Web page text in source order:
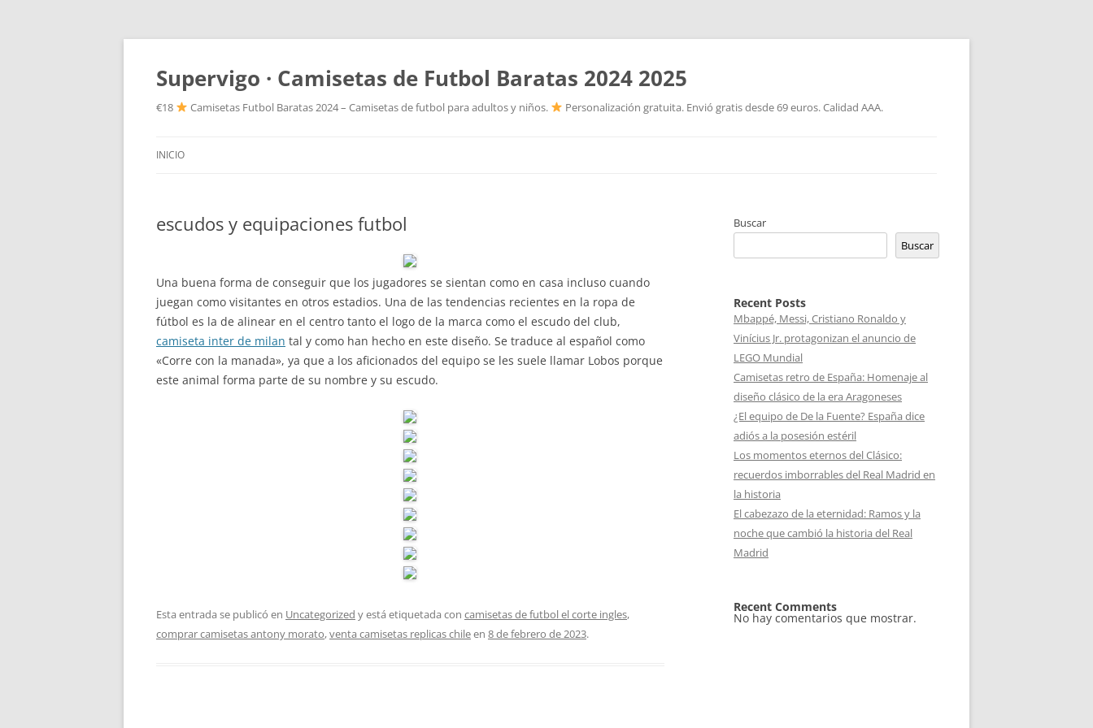
Supervigo · Camisetas de Futbol Baratas 2024 2025
€18 Camisetas Futbol Baratas 2024 – Camisetas de futbol para adultos y niños. Personalización gratuita. Envió gratis desde 69 euros. Calidad AAA.
INICIO
escudos y equipaciones futbol
Una buena forma de conseguir que los jugadores se sientan como en casa incluso cuando
juegan como visitantes en otros estadios. Una de las tendencias recientes en la ropa de
fútbol es la de alinear en el centro tanto el logo de la marca como el escudo del club,
camiseta inter de milan tal y como han hecho en este diseño. Se traduce al español como
«Corre con la manada», ya que a los aficionados del equipo se les suele llamar Lobos porque
este animal forma parte de su nombre y su escudo.
Esta entrada se publicó en Uncategorized y está etiquetada con camisetas de futbol el corte ingles,
comprar camisetas antony morato,venta camisetas replicas chileen 8 de febrero de 2023.
Buscar
Buscar
Recent Posts
Mbappé, Messi, Cristiano Ronaldo y
Vinícius Jr. protagonizan el anuncio de
LEGO Mundial
Camisetas retro de España: Homenaje al
diseño clásico de la era Aragoneses
¿El equipo de De la Fuente? España dice
adiós a la posesión estéril
Los momentos eternos del Clásico:
recuerdos imborrables del Real Madrid en
la historia
El cabezazo de la eternidad: Ramos y la
noche que cambió la historia del Real
Madrid
Recent Comments
No hay comentarios que mostrar.